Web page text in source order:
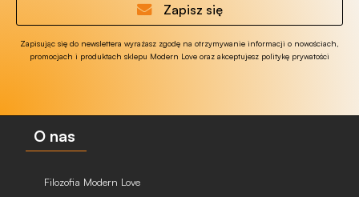
Zapisz się
Zapisując się do newslettera wyrażasz zgodę na otrzymywanie informacji o nowościach,
promocjach i produktach sklepu Modern Love oraz akceptujesz politykę prywatości
O nas
Filozofia Modern Love